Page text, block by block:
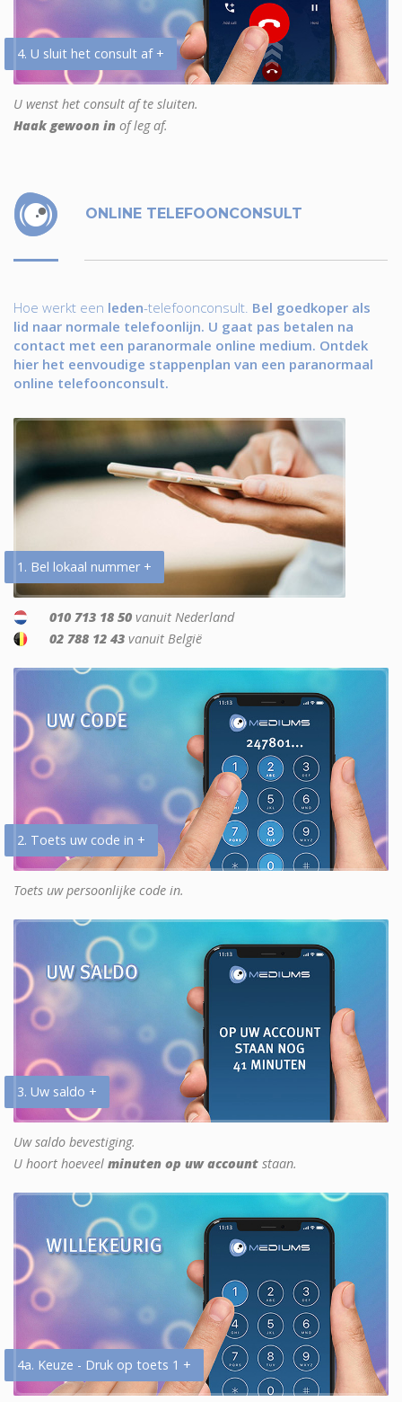
4. U sluit het consult af +
U wenst het consult af te sluiten.
Haak gewoon in of leg af.
ONLINE TELEFOONCONSULT
Hoe werkt een leden-telefoonconsult. Bel goedkoper als
lid naar normale telefoonlijn. U gaat pas betalen na
contact met een paranormale online medium. Ontdek
hier het eenvoudige stappenplan van een paranormaal
online telefoonconsult.
1. Bel lokaal nummer +
010 713 18 50 vanuit Nederland
02 788 12 43 vanuit België
2. Toets uw code in +
Toets uw persoonlijke code in.
3. Uw saldo +
Uw saldo bevestiging.
U hoort hoeveel minuten op uw account staan.
4a. Keuze - Druk op toets 1 +